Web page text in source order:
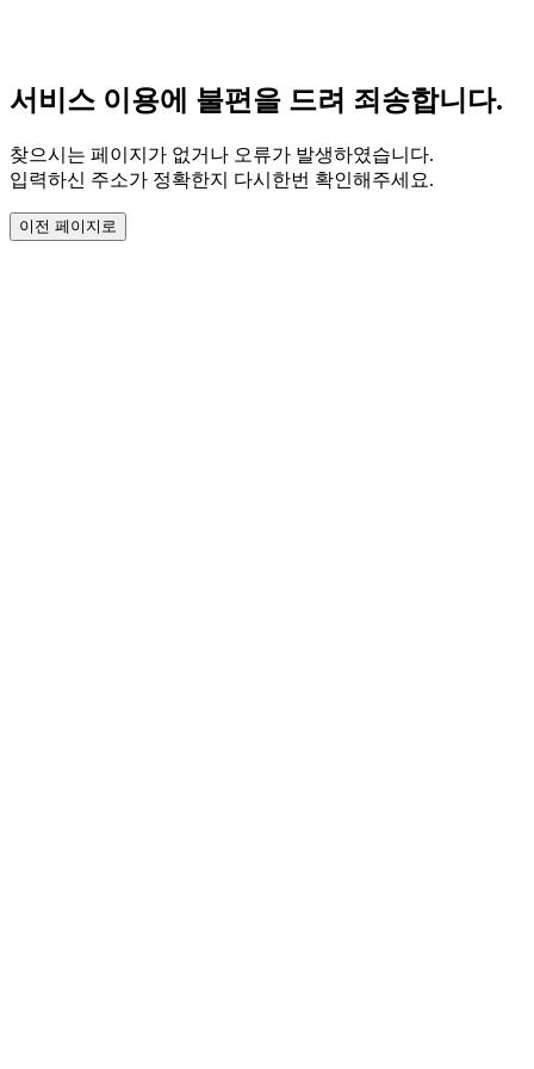
서비스 이용에 불편을 드려 죄송합니다.
찾으시는 페이지가 없거나 오류가 발생하였습니다.
입력하신 주소가 정확한지 다시한번 확인해주세요.
이전 페이지로